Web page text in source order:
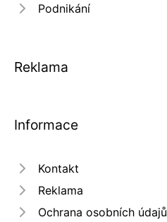
Podnikání
Reklama
Informace
Kontakt
Reklama
Ochrana osobních údajů